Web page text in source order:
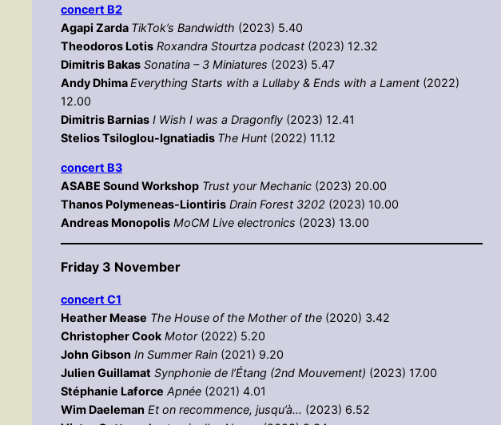
concert Β2
Agapi Zarda TikTok’s Bandwidth (2023) 5.40
Theodoros Lotis Roxandra Stourtza podcast (2023) 12.32
Dimitris Bakas Sonatina – 3 Miniatures (2023) 5.47
Andy DhimaEverything Starts with a Lullaby & Ends with a Lament (2022)
12.00
Dimitris Barnias I Wish I was a Dragonfly (2023) 12.41
Stelios Tsiloglou-Ignatiadis The Hunt (2022) 11.12
concert Β3
ASABE Sound Workshop Trust your Mechanic (2023) 20.00
Thanos Polymeneas-Liontiris Drain Forest 3202 (2023) 10.00
Andreas Monopolis MoCM Live electronics (2023) 13.00
Friday 3 November
concert C1
Heather Mease The House of the Mother of the (2020) 3.42
Christopher Cook Motor(2022) 5.20
John Gibson In Summer Rain (2021) 9.20
Julien Guillamat Synphonie de l’Étang (2nd Mouvement) (2023) 17.00
Stéphanie Laforce Apnée (2021) 4.01
Wim Daeleman Et on recommence, jusqu’à… (2023) 6.52